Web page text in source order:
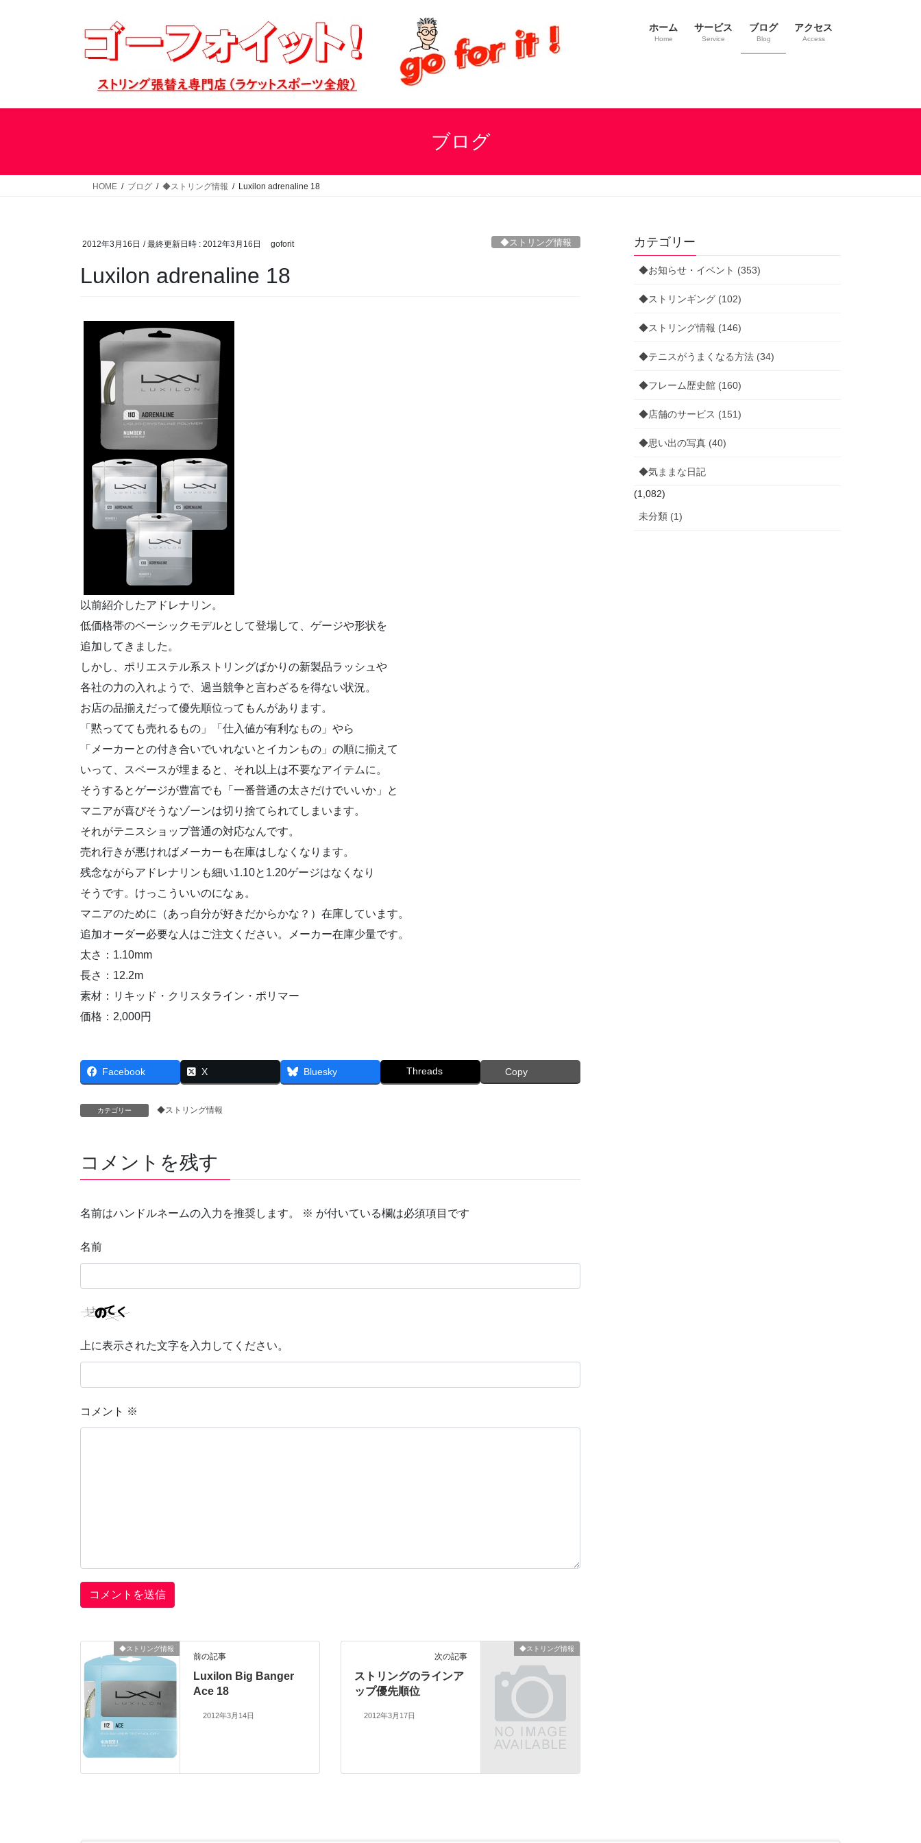
ス
ン
ホーム
Home
サービス
Service
ブログ
Blog
アクセス
Access
ブログ
HOME ブログ ◆ストリング情報 Luxilon adrenaline 18
2012年3月16日 / 最終更新日時 : 2012年3月16日 goforit ◆ストリング情報
Luxilon adrenaline 18
以前紹介したアドレナリン。
低価格帯のベーシックモデルとして登場して、ゲージや形状を
追加してきました。
しかし、ポリエステル系ストリングばかりの新製品ラッシュや
各社の力の入れようで、過当競争と言わざるを得ない状況。
お店の品揃えだって優先順位ってもんがあります。
「黙ってても売れるもの」「仕入値が有利なもの」やら
「メーカーとの付き合いでいれないとイカンもの」の順に揃えて
いって、スペースが埋まると、それ以上は不要なアイテムに。
そうするとゲージが豊富でも「一番普通の太さだけでいいか」と
マニアが喜びそうなゾーンは切り捨てられてしまいます。
それがテニスショップ普通の対応なんです。
売れ行きが悪ければメーカーも在庫はしなくなります。
残念ながらアドレナリンも細い1.10と1.20ゲージはなくなり
そうです。けっこういいのになぁ。
マニアのために（あっ自分が好きだからかな？）在庫しています。
追加オーダー必要な人はご注文ください。メーカー在庫少量です。
太さ：1.10mm
長さ：12.2m
素材：リキッド・クリスタライン・ポリマー
価格：2,000円
Facebook X Bluesky Threads Copy
カテゴリー ◆ストリング情報
コメントを残す
名前はハンドルネームの入力を推奨します。 ※ が付いている欄は必須項目です
名前
上に表示された文字を入力してください。
コメント ※
◆ストリング情報
前の記事
Luxilon Big Banger
Ace 18
2012年3月14日
◆ストリング情報
次の記事
ストリングのラインア
ップ優先順位
2012年3月17日
カテゴリー
◆お知らせ・イベント (353)
◆ストリンギング (102)
◆ストリング情報 (146)
◆テニスがうまくなる方法 (34)
◆フレーム歴史館 (160)
◆店舗のサービス (151)
◆思い出の写真 (40)
◆気ままな日記
(1,082)
未分類 (1)